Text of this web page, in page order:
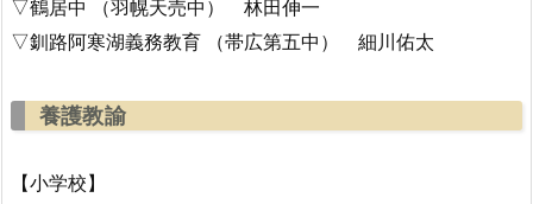
▽鶴居中 （羽幌天売中） 林田伸一
▽釧路阿寒湖義務教育 （帯広第五中） 細川佑太
養護教諭
【小学校】